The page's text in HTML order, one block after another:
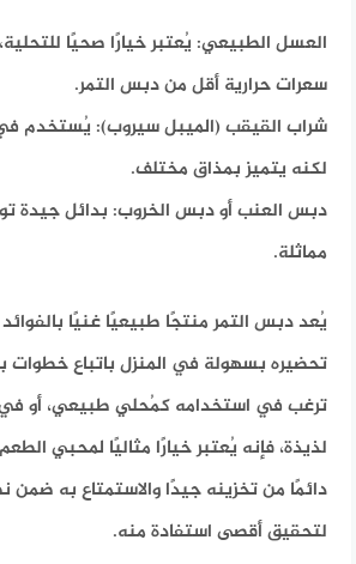
العسل الطبيعي: يُعتبر خيارًا صحيًا
سعرات حرارية أقل من دبس التمر.
شراب القيقب (الميبل سيروب): يُستخدم
لكنه يتميز بمذاق مختلف.
دبس العنب أو دبس الخروب: بدائل جيدة
مماثلة.
يُعد دبس التمر منتجًا طبيعيًا غنيًا
تحضيره بسهولة في المنزل باتباع
ترغب في استخدامه كمُحلي طبيعي، أو
لذيذة، فإنه يُعتبر خيارًا مثاليًا لمحبي
دائمًا من تخزينه جيدًا والاستمتاع به ضمن
لتحقيق أقصى استفادة منه.